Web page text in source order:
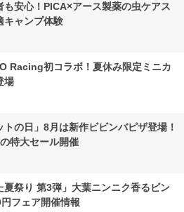
も安心！PICA×アース製薬の虫ケアス
キャンプ体験
Racing初コラボ！夏休み限定ミニカ
場
トの日」8月は新作ビビンバピザ登場！
特大セール開催
夏祭り 第3弾」大葉ニンニク香るビン
フェア開催情報